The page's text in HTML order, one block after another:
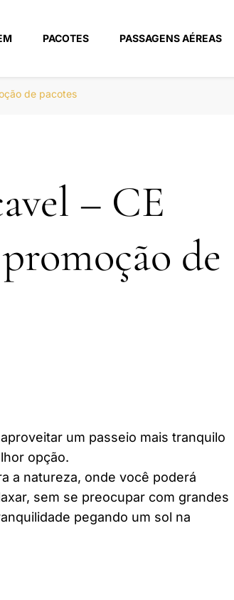
PACOTES PASSAGENS AÉREAS
de pacotes
– CE
de
um passeio mais tranquilo
opção.
a natureza, onde você poderá
sem se preocupar com grandes
pegando um sol na